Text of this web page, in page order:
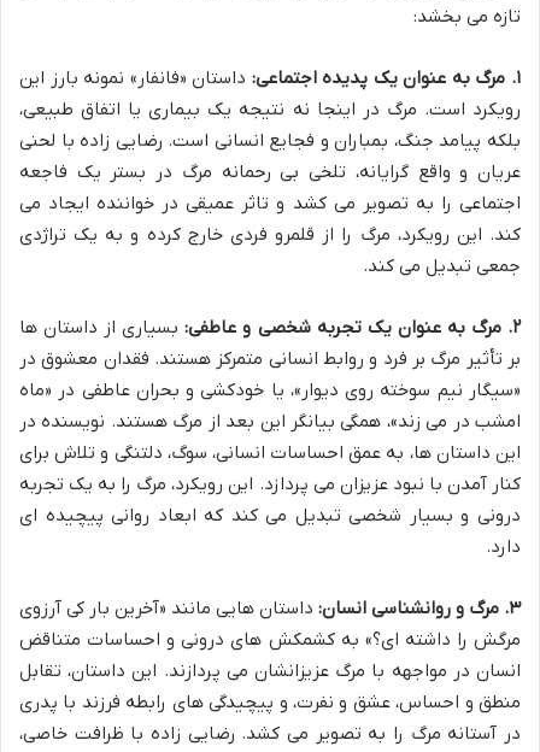
تازه می بخشد:
۱. مرگ به عنوان یک پدیده اجتماعی:
داستان «فانفار» نمونه بارز این
رویکرد است. مرگ در اینجا نه نتیجه یک بیماری یا اتفاق طبیعی،
بلکه پیامد جنگ، بمباران و فجایع انسانی است. رضایی زاده با لحنی
عریان و واقع گرایانه، تلخی بی رحمانه مرگ در بستر یک فاجعه
اجتماعی را به تصویر می کشد و تاثر عمیقی در خواننده ایجاد می
کند. این رویکرد، مرگ را از قلمرو فردی خارج کرده و به یک تراژدی
جمعی تبدیل می کند.
۲. مرگ به عنوان یک تجربه شخصی و عاطفی:
بسیاری از داستان ها
بر تأثیر مرگ بر فرد و روابط انسانی متمرکز هستند. فقدان معشوق در
«سیگار نیم سوخته روی دیوار»، یا خودکشی و بحران عاطفی در «ماه
امشب در می زند»، همگی بیانگر این بعد از مرگ هستند. نویسنده در
این داستان ها، به عمق احساسات انسانی، سوگ، دلتنگی و تلاش برای
کنار آمدن با نبود عزیزان می پردازد. این رویکرد، مرگ را به یک تجربه
درونی و بسیار شخصی تبدیل می کند که ابعاد روانی پیچیده ای
دارد.
۳. مرگ و روانشناسی انسان:
داستان هایی مانند «آخرین بار کی آرزوی
مرگش را داشته ای؟» به کشمکش های درونی و احساسات متناقض
انسان در مواجهه با مرگ عزیزانشان می پردازند. این داستان، تقابل
منطق و احساس، عشق و نفرت، و پیچیدگی های رابطه فرزند با پدری
در آستانه مرگ را به تصویر می کشد. رضایی زاده با ظرافت خاصی،